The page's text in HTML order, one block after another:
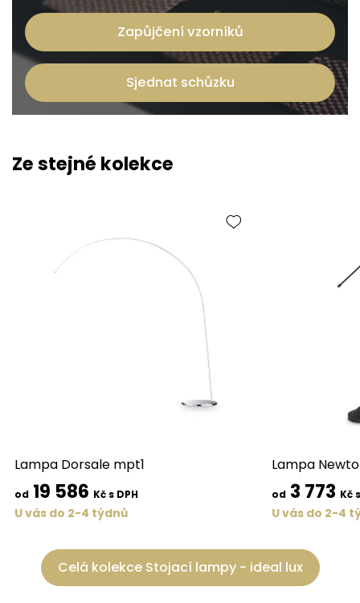
Zapůjčení vzorníků
Sjednat schůzku
Ze stejné kolekce
Lampa Dorsale mpt1
od 19 586 Kč s DPH
U vás do 2-4 týdnů
Lampa
od 3 773 Kč
U vás do 2-4
Celá kolekce Stojací lampy - ideal lux